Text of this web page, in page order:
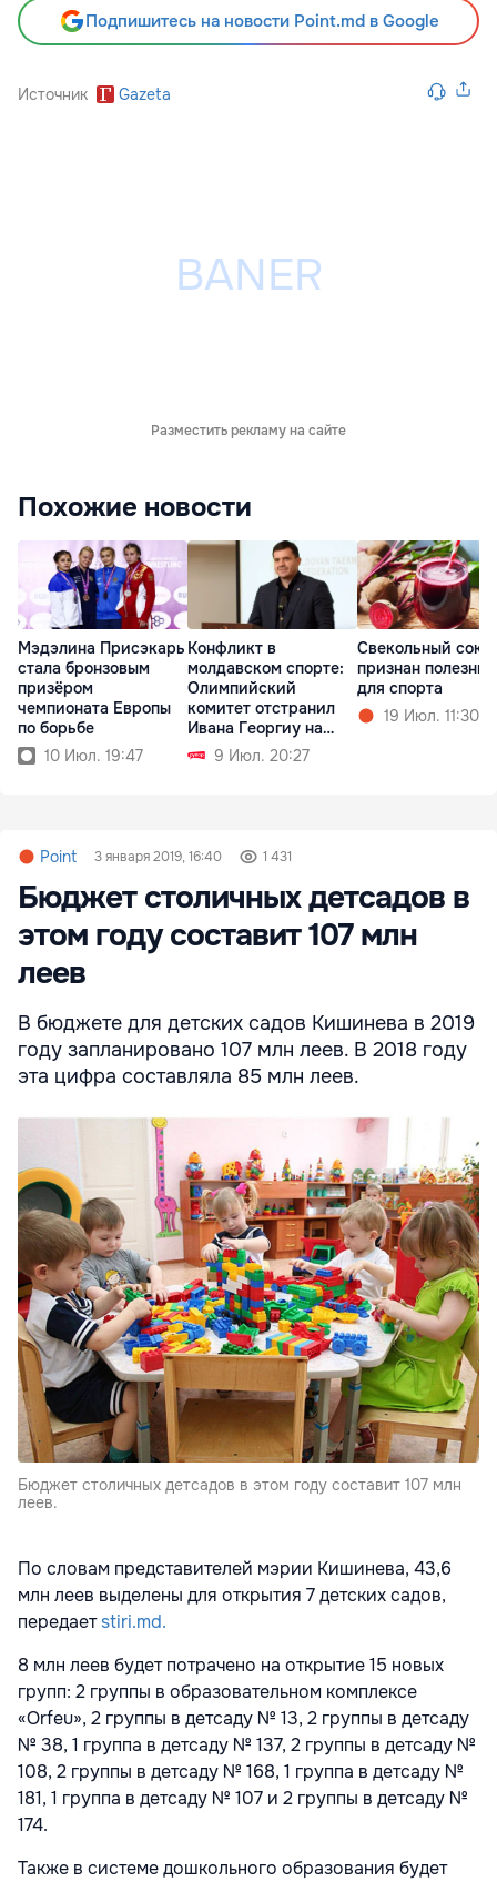
Подпишитесь на новости Point.md в Google
Источник Gazeta
Разместить рекламу на сайте
Похожие новости
Мэдэлина Присэкарь
стала бронзовым
призёром
чемпионата Европы
по борьбе
10 Июл. 19:47
Конфликт в
молдавском спорте:
Олимпийский
комитет отстранил
Ивана Георгиу на
полгода
9 Июл. 20:27
Свекольный сок
признан
для спорта
19 Июл. 11:30
Point 3 января 2019, 16:40 1 431
Бюджет столичных детсадов в
этом году составит 107 млн
леев
В бюджете для детских садов Кишинева в 2019
году запланировано 107 млн леев. В 2018 году
эта цифра составляла 85 млн леев.
Бюджет столичных детсадов в этом году составит 107 млн
леев.
По словам представителей мэрии Кишинева, 43,6
млн леев выделены для открытия 7 детских садов,
передаетstiri.md.
8 млн леев будет потрачено на открытие 15 новых
групп: 2 группы в образовательном комплексе
«Orfeu», 2 группы в детсаду № 13, 2 группы в детсаду
№ 38, 1 группа в детсаду № 137, 2 группы в детсаду №
108, 2 группы в детсаду № 168, 1 группа в детсаду №
181, 1 группа в детсаду № 107 и 2 группы в детсаду №
174.
Также в системе дошкольного образования будет